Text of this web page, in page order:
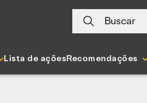
Buscar
Lista de açõesRecomendações